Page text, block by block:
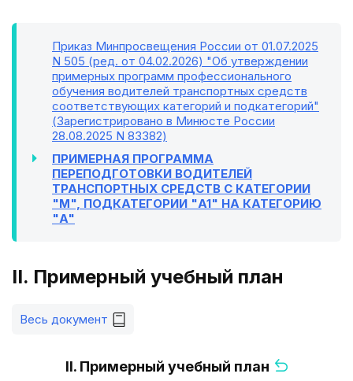
Приказ Минпросвещения России от 01.07.2025
N 505 (ред. от 04.02.2026) "Об утверждении
примерных программ профессионального
обучения водителей транспортных средств
соответствующих категорий и подкатегорий"
(Зарегистрировано в Минюсте России
28.08.2025 N 83382)
ПРИМЕРНАЯ ПРОГРАММА
ПЕРЕПОДГОТОВКИ ВОДИТЕЛЕЙ
ТРАНСПОРТНЫХ СРЕДСТВ С КАТЕГОРИИ
"M", ПОДКАТЕГОРИИ "A1" НА КАТЕГОРИЮ
"A"
II. Примерный учебный план
Весь документ
II. Примерный учебный план